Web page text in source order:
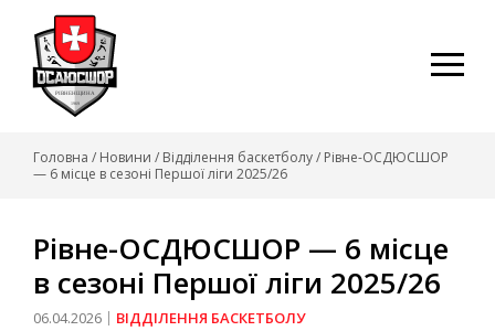
content
Головна / Новини / Відділення баскетболу/ Рівне-ОСДЮСШОР
— 6 місце в сезоні Першої ліги 2025/26
Рівне-ОСДЮСШОР — 6 місце
в сезоні Першої ліги 2025/26
06.04.2026 ВІДДІЛЕННЯ БАСКЕТБОЛУ